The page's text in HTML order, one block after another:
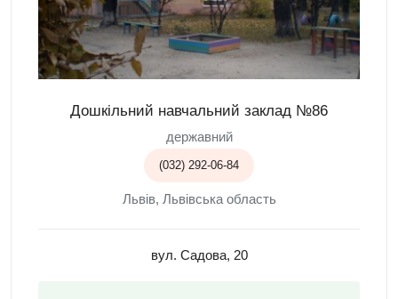
Дошкільний навчальний заклад №86
державний
(032) 292-06-84
Львів, Львівська область
вул. Садова, 20